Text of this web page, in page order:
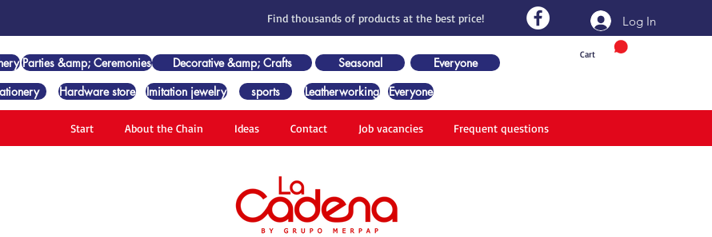
Find thousands of products at the best price!
Cart
Log In
Parties &amp; Ceremonies Decorative &amp; Crafts Seasonal
Everyone
Hardware store Imitation jewelry sports Leatherworking Everyone
Start About the Chain Ideas Contact Job vacancies Frequent questions